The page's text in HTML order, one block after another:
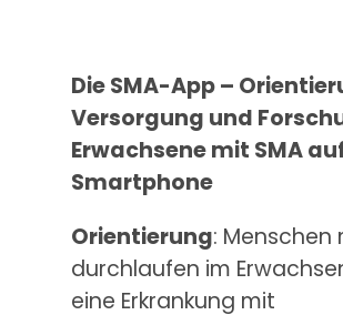
Die SMA-App –
Versorgung und
Erwachsene mit SMA
Smartphone
Orientierung: Menschen
durchlaufen im
eine Erkrankung mit